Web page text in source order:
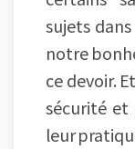
sujets
notre
ce devoir.
sécurité
leur